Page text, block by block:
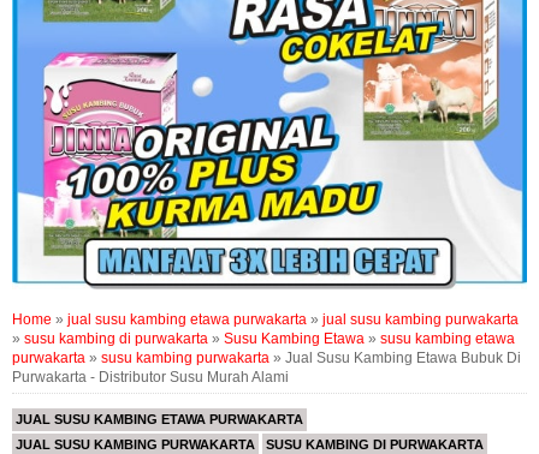
Home » jual susu kambing etawa purwakarta » jual susu kambing purwakarta
» susu kambing di purwakarta » Susu Kambing Etawa » susu kambing etawa
purwakarta » susu kambing purwakarta » Jual Susu Kambing Etawa Bubuk Di
Purwakarta - Distributor Susu Murah Alami
JUAL SUSU KAMBING ETAWA PURWAKARTA
JUAL SUSU KAMBING PURWAKARTA
SUSU KAMBING DI PURWAKARTA